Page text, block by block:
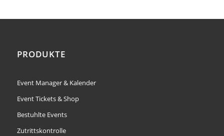
PRODUKTE
Event Manager & Kalender
Event Tickets & Shop
Bestuhlte Events
Zutrittskontrolle